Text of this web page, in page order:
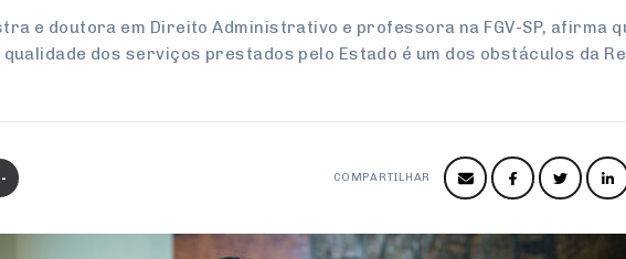
e doutora em Direito Administrativo e professora na FGV-SP, afirma
dos serviços prestados pelo Estado é um dos obstáculos da
COMPARTILHAR